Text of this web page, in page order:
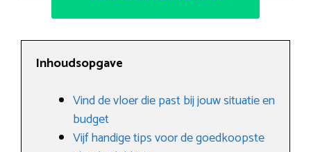
Inhoudsopgave
Vind de vloer die past bij jouw situatie en
budget
Vijf handige tips voor de goedkoopste